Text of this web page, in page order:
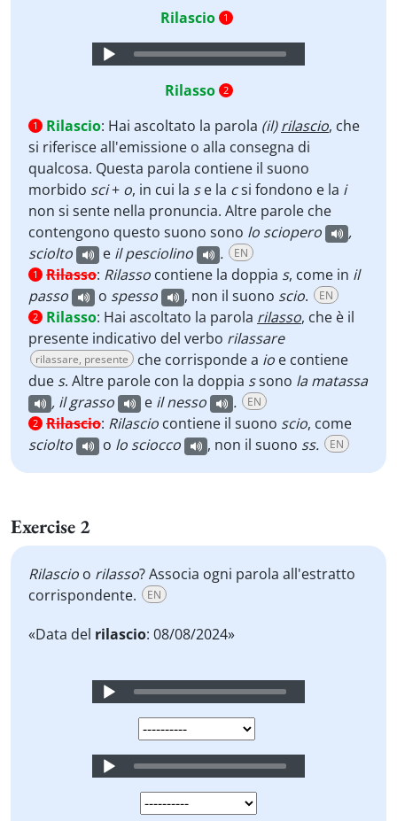
Rilascio
1
Audio
Rilasso
2
1 Rilascio: Hai ascoltato la parola (il) rilascio, che
si riferisce all'emissione o alla consegna di
qualcosa. Questa parola contiene il suono
morbido sci+ o, in cui la se la csi fondono e la i
non si sente nella pronuncia. Altre parole che
contengono questo suono sono lo sciopero
,
sciolto
e il pesciolino . EN
1 Rilasso: Rilasso contiene la doppia s, come in il
passo
o spesso , non il suono scio. EN
2 Rilasso: Hai ascoltato la parola rilasso, che è il
presente indicativo del verbo rilassare
rilassare, presente che corrisponde a io e contiene
due s. Altre parole con la doppia ssono la matassa
, il grasso
e il nesso . EN
2 Rilascio: Rilascio contiene il suono scio, come
sciolto
o lo sciocco , non il suono ss. EN
Exercise 2
Rilascio o rilasso? Associa ogni parola all'estratto
corrispondente.
EN
«Data del rilascio: 08/08/2024»
Audio
Audio